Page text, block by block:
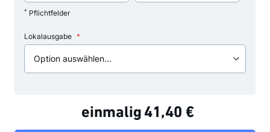
* Pflichtfelder
Lokalausgabe
einmalig 41,40 €